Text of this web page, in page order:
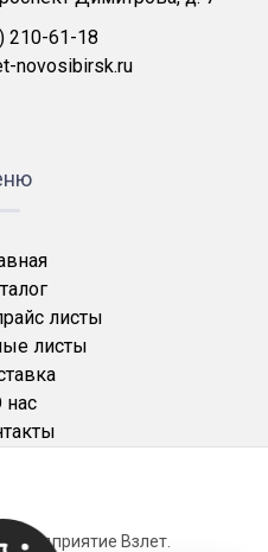
210-61-18
novosibirsk.ru
листы
листы
нас
Взлет.